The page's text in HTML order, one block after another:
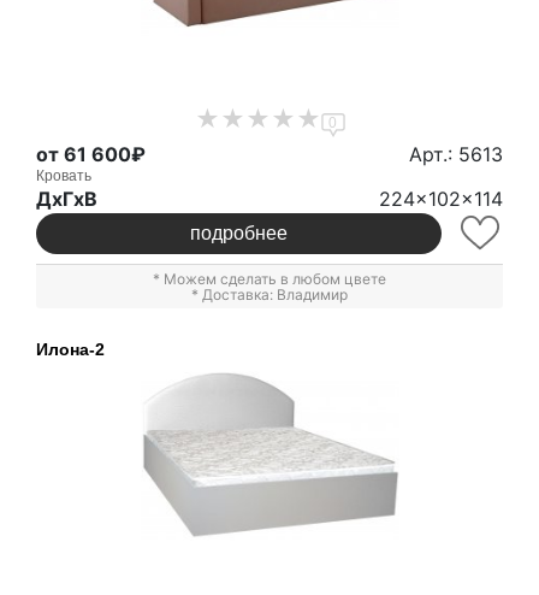
0
от 61 600₽ Арт.: 5613
Кровать
ДxГxВ 224x102x114
подробнее
* Можем сделать в любом цвете
* Доставка: Владимир
Илона-2